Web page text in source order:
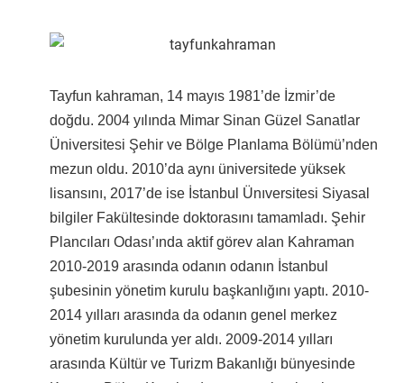
Tayfun kahraman, 14 mayıs 1981’de İzmir’de
doğdu. 2004 yılında Mimar Sinan Güzel Sanatlar
Üniversitesi Şehir ve Bölge Planlama Bölümü’nden
mezun oldu. 2010’da aynı üniversitede yüksek
lisansını, 2017’de ise İstanbul Ünıversitesi Siyasal
bilgiler Fakültesinde doktorasını tamamladı. Şehir
Plancıları Odası’ında aktif görev alan Kahraman
2010-2019 arasında odanın odanın İstanbul
şubesinin yönetim kurulu başkanlığını yaptı. 2010-
2014 yılları arasında da odanın genel merkez
yönetim kurulunda yer aldı. 2009-2014 yılları
arasında Kültür ve Turizm Bakanlığı bünyesinde